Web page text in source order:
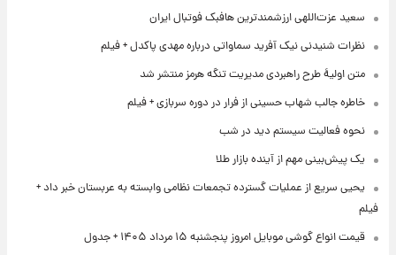
سعید عزت‌اللهی ارزشمندترین هافبک فوتبال ایران
نظرات شنیدنی نیک آفرید سماواتی درباره مهدی پاکدل + فیلم
متن اولیۀ طرح راهبردی مدیریت تنگه هرمز منتشر شد
خاطره جالب شهاب حسینی از فرار در دوره سربازی + فیلم
نحوه فعالیت سیستم دید در شب
یک پیش‌بینی مهم از آینده بازار طلا
یحیی سریع از عملیات گسترده تجمعات نظامی وابسته به عربستان خبر داد +
فیلم
قیمت انواع گوشی موبایل امروز پنجشنبه ۱۵ مرداد ۱۴۰۵ + جدول